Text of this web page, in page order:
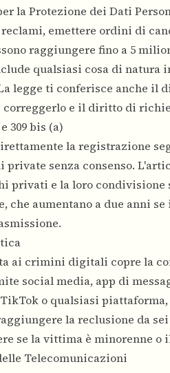
la Protezione dei Dati
emettere ordini di
raggiungere fino a 5
qualsiasi cosa di natura
legge ti conferisce anche il
e il diritto di
309 bis (a)
la registrazione
senza consenso.
privati e la loro condivisione
che aumentano a due anni
ai crimini digitali copre la
social media, app di
o qualsiasi
la reclusione da
se la vittima è minorenne
Telecomunicazioni